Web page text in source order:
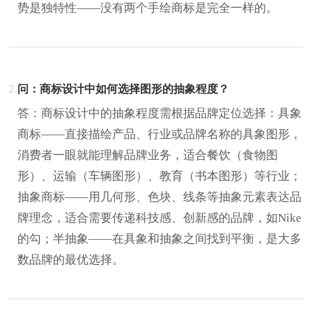
势是独特性——没有两个手绘商标是完全一样的。
2.问：商标设计中如何选择图形的抽象程度？
答：商标设计中的抽象程度需根据品牌定位选择：具象
商标——直接描绘产品、行业或品牌名称的具象图形，
消费者一眼就能理解品牌业务，适合餐饮（食物图
形）、运输（车辆图形）、教育（书本图形）等行业；
抽象商标——用几何形、色块、线条等抽象元素表达品
牌理念，适合需要传递科技感、创新感的品牌，如Nike
的勾；半抽象——在具象和抽象之间找到平衡，是大多
数品牌的最优选择。